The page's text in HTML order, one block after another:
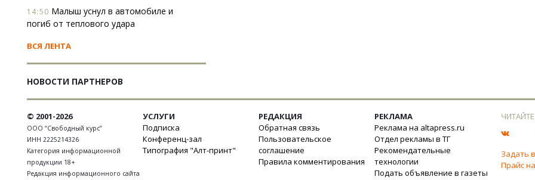
14:50 Малыш уснул в автомобиле и
погиб от теплового удара
ВСЯ ЛЕНТА
НОВОСТИ ПАРТНЕРОВ
© 2001-2026
ООО “Свободный курс”
ИНН 2225214326
Категория информационной
продукции 18+
Редакция информационного сайта
УСЛУГИ
Подписка
Конференц-зал
Типография "Алт-принт"
РЕДАКЦИЯ
Обратная связь
Пользовательское
соглашение
Правила комментирования
РЕКЛАМА
Реклама на altapress.ru
Отдел рекламы в ТГ
Рекомендательные
технологии
Подать объявление в газеты
Задать
Прайс